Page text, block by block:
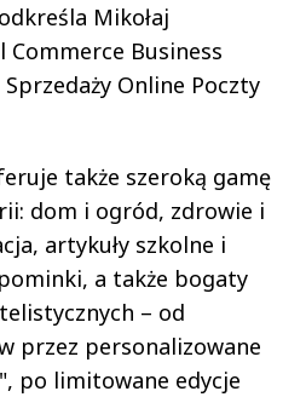
Mikołaj
Business
Online Poczty
także szeroką gamę
dom i ogród, zdrowie i
artykuły szkolne i
a także bogaty
– od
przez personalizowane
po limitowane edycje